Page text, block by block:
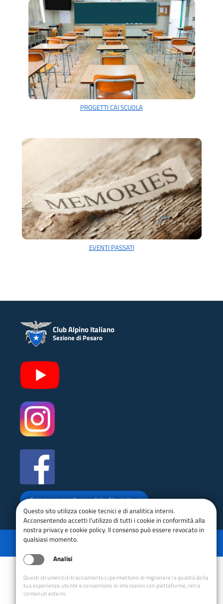
PROGETTI CAI SCUOLA
EVENTI PASSATI
Club Alpino Italiano
Sezione di Pesaro
Sei interessato alla newsletter? Iscriviti qui
PrivacyMappa del sito
Questo sito utilizza cookie tecnici e di analitica interni.
Acconsentendo accetti l'utilizzo di tutti i cookie in conformità alla
nostra privacy e cookie policy. Il consenso può essere revocato in
qualsiasi momento.
Analisi
Questi strumenti di tracciamento ci permettono di migliorare la qualità della
tua esperienza utente e consentono le interazioni con piattaforme, reti e
contenuti esterni.